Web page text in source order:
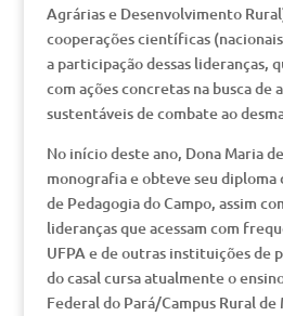
Agrárias e Desenvolvimento
cooperações científicas
a participação dessas lideranças,
com ações concretas na busca de
sustentáveis de combate ao
No início deste ano, Dona Maria
monografia e obteve seu diploma
de Pedagogia do Campo, assim
lideranças que acessam com
UFPA e de outras instituições de
do casal cursa atualmente o
Federal do Pará/Campus Rural de